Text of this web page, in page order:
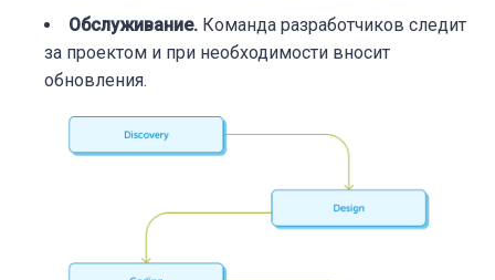
Обслуживание. Команда разработчиков следит
за проектом и при необходимости вносит
обновления.